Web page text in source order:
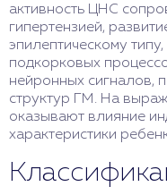
активность ЦНС
гипертензией,
эпилептическому
подкорковых
нейронных сигналов,
структур ГМ. На
оказывают влияние
характеристики